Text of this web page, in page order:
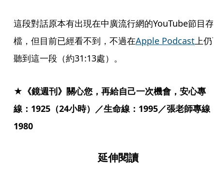
這段對話原本有出現在中廣流行網的YouTube節目存
檔，但目前已經看不到，不過在Apple Podcast上仍
聽到這一段（約31:13處）。
★《鏡週刊》關心您，再給自己一次機會，安心專
線：1925（24小時）／生命線：1995／張老師專線
1980
延伸閱讀